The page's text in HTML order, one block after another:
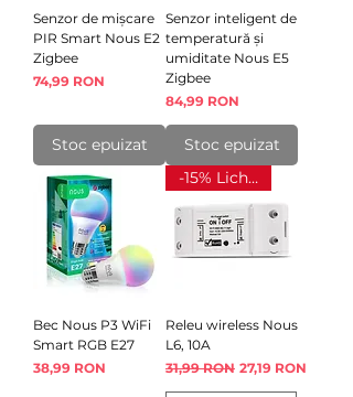
Senzor de mișcare
PIR Smart Nous E2
Zigbee
Preț
74,99 RON
Stoc epuizat
Senzor inteligent de
temperatură și
umiditate Nous E5
Zigbee
Preț
84,99 RON
Stoc epuizat
Bec Nous P3 WiFi
Smart RGB E27
Preț
38,99 RON
-15% Lichidare
Releu wireless Nous
L6, 10A
Preț normal
31,99 RON Preț redus
27,19 RON